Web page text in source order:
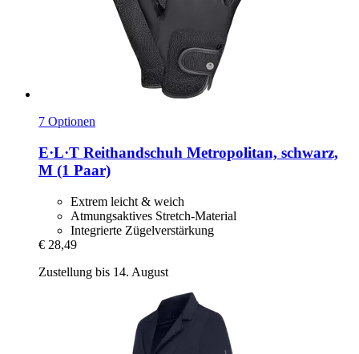
7 Optionen
E·L·T Reithandschuh Metropolitan, schwarz,
M (1 Paar)
Extrem leicht & weich
Atmungsaktives Stretch-Material
Integrierte Zügelverstärkung
€ 28,49
Zustellung bis 14. August